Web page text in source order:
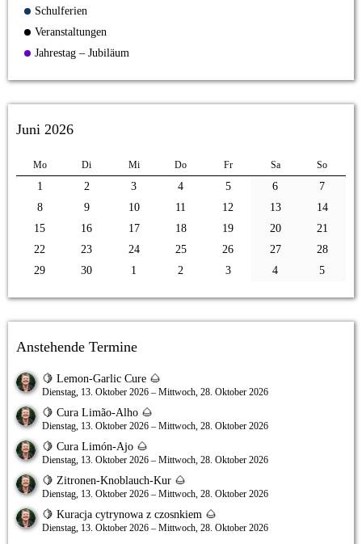
Schulferien
Veranstaltungen
Jahrestag – Jubiläum
Juni 2026
Mo Di Mi Do Fr Sa So
1 2 3 4 5 6
7
8
9 10 11 12 13
14
15
16 17 18 19 20
21
22
23 24 25 26 27
28
29
30 1 2 3 4 5
Anstehende Termine
🍋 Lemon-Garlic Cure 🌰
Dienstag, 13. Oktober 2026 – Mittwoch, 28. Oktober 2026
🍋 Cura Limão-Alho 🌰
Dienstag, 13. Oktober 2026 – Mittwoch, 28. Oktober 2026
🍋 Cura Limón-Ajo 🌰
Dienstag, 13. Oktober 2026 – Mittwoch, 28. Oktober 2026
🍋 Zitronen-Knoblauch-Kur 🌰
Dienstag, 13. Oktober 2026 – Mittwoch, 28. Oktober 2026
🍋 Kuracja cytrynowa z czosnkiem 🌰
Dienstag, 13. Oktober 2026 – Mittwoch, 28. Oktober 2026